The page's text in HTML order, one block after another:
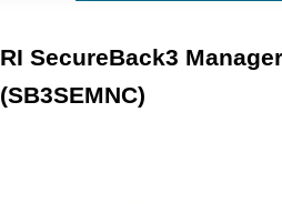
RI SecureBack3
(SB3SEMNC)